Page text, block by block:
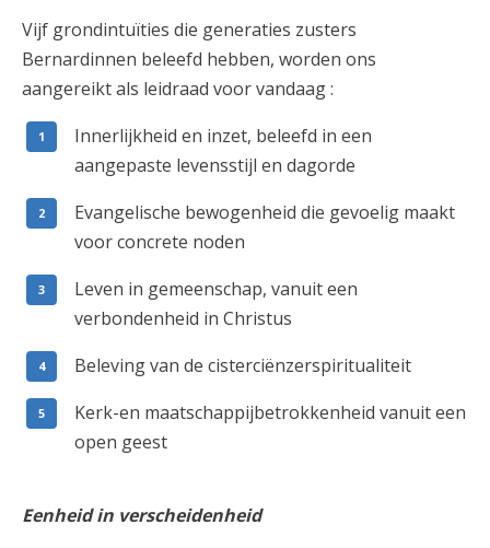
Vijf grondintuïties die generaties zusters
Bernardinnen beleefd hebben, worden ons
aangereikt als leidraad voor vandaag :
Innerlijkheid en inzet, beleefd in een
aangepaste levensstijl en dagorde
Evangelische bewogenheid die gevoelig maakt
voor concrete noden
Leven in gemeenschap, vanuit een
verbondenheid in Christus
Beleving van de cisterciënzerspiritualiteit
Kerk-en maatschappijbetrokkenheid vanuit een
open geest
Eenheid in verscheidenheid